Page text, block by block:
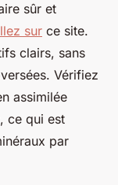
sûr et
sur ce site.
clairs, sans
Vérifiez
assimilée
ce qui est
par